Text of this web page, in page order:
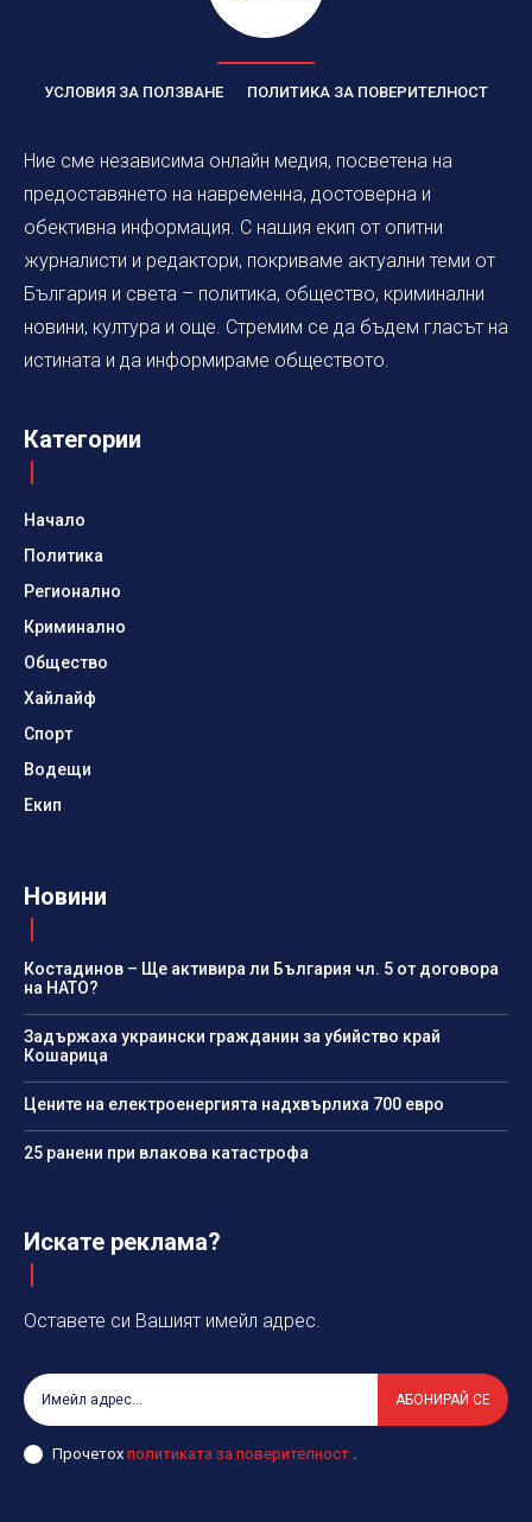
УСЛОВИЯ ЗА ПОЛЗВАНЕ ПОЛИТИКА ЗА ПОВЕРИТЕЛНОСТ
Ние сме независима онлайн медия, посветена на
предоставянето на навременна, достоверна и
обективна информация. С нашия екип от опитни
журналисти и редактори, покриваме актуални теми от
България и света – политика, общество, криминални
новини, култура и още. Стремим се да бъдем гласът на
истината и да информираме обществото.
Категории
Начало
Политика
Регионално
Криминално
Общество
Хайлайф
Спорт
Водещи
Екип
Новини
Костадинов – Ще активира ли България чл. 5 от договора
на НАТО?
Задържаха украински гражданин за убийство край
Кошарица
Цените на електроенергията надхвърлиха 700 евро
25 ранени при влакова катастрофа
Искате реклама?
Оставете си Вашият имейл адрес.
АБОНИРАЙ СЕ
Прочетох политиката за поверителност